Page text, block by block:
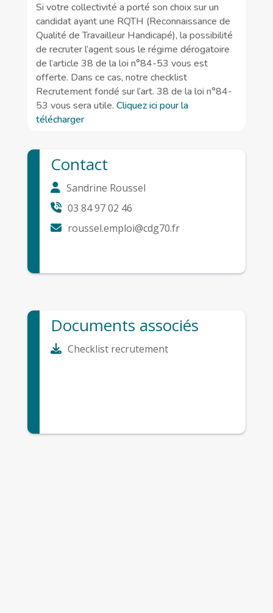
Si votre collectivité a porté son choix sur un
candidat ayant une RQTH (Reconnaissance de
Qualité de Travailleur Handicapé),la possibilité
de recruter l’agent sous le régime dérogatoire
de l’article 38 de la loi n°84-53vous est
offerte. Dans ce cas, notre checklist
Recrutement fondé sur l’art. 38 de la loi n°84-
53 vous sera utile.Cliquez ici pour la
télécharger
Contact
Sandrine Roussel
03 84 97 02 46
roussel.emploi@cdg70.fr
Documents associés
Checklist recrutement